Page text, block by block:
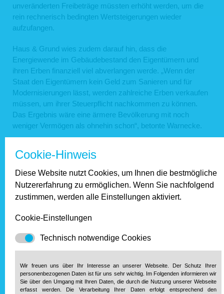
unveränderten Freibeträge müssten erhöht werden, um die
rein rechnerisch bedingten Wertsteigerungen wieder
aufzufangen.
Haus & Grund wies zudem darauf hin, dass die
Energiewende im Gebäudebestand den Eigentümern und
ihren Erben finanziell viel abverlangen werde. „Wenn der
Staat den Eigentümern kein Geld zum Sanieren und für
Modernisierungen lässt, werden zahlreiche Erben verkaufen
müssen, um ihrer Steuerpflicht nachkommen zu können.
Das Ergebnis wäre eine ärmere Bevölkerung mit noch
weniger Vermögen als ohnehin schon“, betonte Warnecke.
Cookie-Hinweis
Diese Website nutzt Cookies, um Ihnen die bestmögliche
Nutzererfahrung zu ermöglichen. Wenn Sie nachfolgend
zustimmen, werden alle Einstellungen aktiviert.
Cookie-Einstellungen
Technisch notwendige Cookies
Wir freuen uns über Ihr Interesse an unserer Webseite. Der Schutz Ihrer
personenbezogenen Daten ist für uns sehr wichtig. Im Folgenden informieren wir
Sie über den Umgang mit Ihren Daten, die durch die Nutzung unserer Webseite
erfasst werden. Die Verarbeitung Ihrer Daten erfolgt entsprechend den